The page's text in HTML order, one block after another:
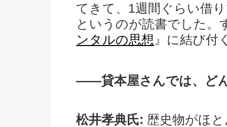
てきて、1週間ぐらい借
というのが読書でした。
ンタルの思想 』に結び付
――貸本屋さんでは、ど
松井孝典氏: 歴史物がほ